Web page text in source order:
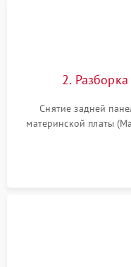
2.
Снятие задней
материнской платы
Проверка